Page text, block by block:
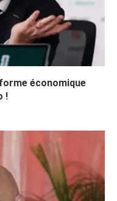
économique
!